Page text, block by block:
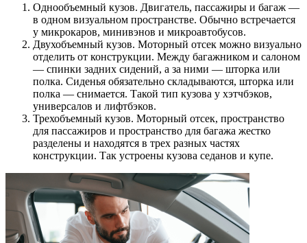
Однообъемный кузов. Двигатель, пассажиры и багаж —
в одном визуальном пространстве. Обычно встречается
у микрокаров, минивэнов и микроавтобусов.
Двухобъемный кузов. Моторный отсек можно визуально
отделить от конструкции. Между багажником и салоном
— спинки задних сидений, а за ними — шторка или
полка. Сиденья обязательно складываются, шторка или
полка — снимается. Такой тип кузова у хэтчбэков,
универсалов и лифтбэков.
Трехобъемный кузов. Моторный отсек, пространство
для пассажиров и пространство для багажа жестко
разделены и находятся в трех разных частях
конструкции. Так устроены кузова седанов и купе.